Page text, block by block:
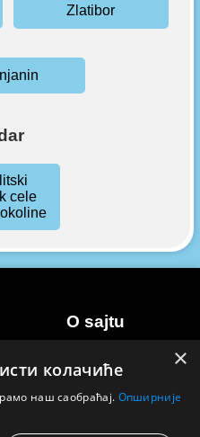
Zlatibor
cele
O sajtu
prognoza. Sva prava
×
колачиће
наш саобраћај. Опширније